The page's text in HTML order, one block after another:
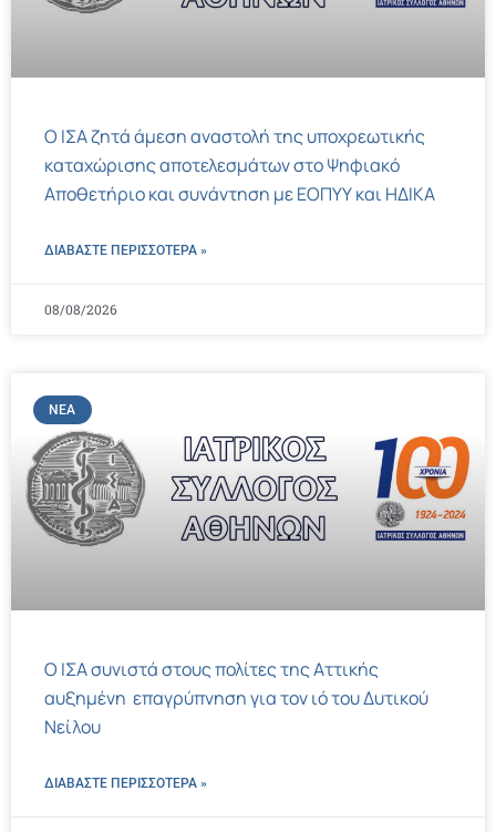
Ο ΙΣΑ ζητά άμεση αναστολή της υποχρεωτικής
καταχώρισης αποτελεσμάτων στο Ψηφιακό
Αποθετήριο και συνάντηση με ΕΟΠΥΥ και ΗΔΙΚΑ
ΔΙΑΒΑΣΤΕ ΠΕΡΙΣΣΌΤΕΡΑ »
08/08/2026
ΝΈΑ
Ο ΙΣΑ συνιστά στους πολίτες της Αττικής
αυξημένη επαγρύπνηση για τον ιό του Δυτικού
Νείλου
ΔΙΑΒΑΣΤΕ ΠΕΡΙΣΣΌΤΕΡΑ »